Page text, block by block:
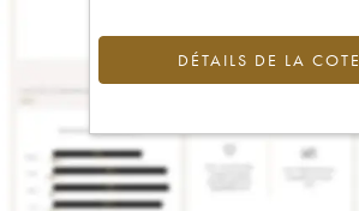
DÉTAILS DE LA COTE